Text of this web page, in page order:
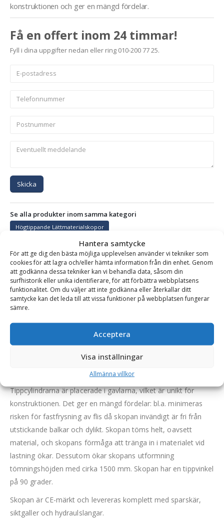
Hantera samtycke
För att ge dig den bästa möjliga upplevelsen använder vi tekniker som
cookies för att lagra och/eller hämta information från din enhet. Genom
att godkänna dessa tekniker kan vi behandla data, såsom din
surfhistorik eller unika identifierare, för att förbättra webbplatsens
funktionalitet. Om du väljer att inte godkänna eller återkallar ditt
samtycke kan det leda till att vissa funktioner på webbplatsen fungerar
sämre.
Acceptera
Visa inställningar
Allmänna villkor
konstruktionen och ger en mängd fördelar.
Få en offert inom 24 timmar!
Fyll i dina uppgifter nedan eller ring 010-200 77 25.
Skicka
Se alla produkter inom samma kategori
Högtippande Lättmaterialskopor
BESKRIVNING
Högtippande lättmaterialskopa – fäste Stor-Stora BM,
sparskär
En robust högtippande lättmaterialskopa som hanterar
material med en volymvikt av 800 kg/m3 (flis, spån, torv, kol,
Tippcylindrarna är placerade i gavlarna, vilket är unikt för
konstruktionen. Det ger en mängd fördelar: bl.a. minimeras
risken för fastfrysning av flis då skopan invändigt är fri från
utstickande balkar och dylikt. Skopan töms helt, oavsett
material, och skopans förmåga att tränga in i materialet vid
lastning ökar. Dessutom ökar skopans utformning
tömningshöjden med cirka 1500 mm. Skopan har en tippvinkel
på 90 grader.
Skopan är CE-märkt och levereras komplett med sparskär,
siktgaller och hydraulslangar.